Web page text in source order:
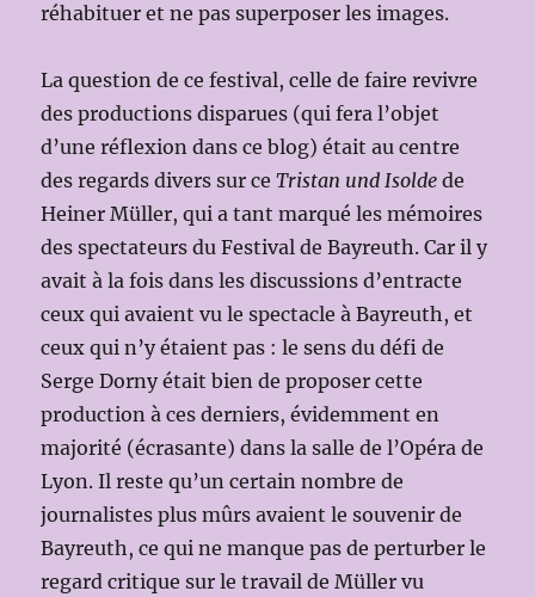
réhabituer et ne pas superposer les images.
La question de ce festival, celle de faire revivre
des productions disparues (qui fera l’objet
d’une réflexion dans ce blog) était au centre
des regards divers sur ceTristan und Isolde de
Heiner Müller, qui a tant marqué les mémoires
des spectateurs du Festival de Bayreuth. Car il y
avait à la fois dans les discussions d’entracte
ceux qui avaient vu le spectacle à Bayreuth, et
ceux qui n’y étaient pas : le sens du défi de
Serge Dorny était bien de proposer cette
production à ces derniers, évidemment en
majorité (écrasante) dans la salle de l’Opéra de
Lyon. Il reste qu’un certain nombre de
journalistes plus mûrs avaient le souvenir de
Bayreuth, ce qui ne manque pas de perturber le
regard critique sur le travail de Müller vu